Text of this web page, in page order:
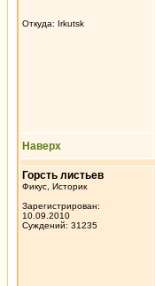
Откуда: Irkutsk
Наверх
Горсть листьев
Фикус, Историк
Зарегистрирован:
10.09.2010
Суждений: 31235